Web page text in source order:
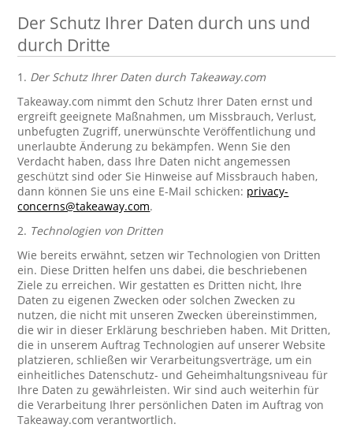
Der Schutz Ihrer Daten durch uns und
durch Dritte
1. Der Schutz Ihrer Daten durch Takeaway.com
Takeaway.com nimmt den Schutz Ihrer Daten ernst und
ergreift geeignete Maßnahmen, um Missbrauch, Verlust,
unbefugten Zugriff, unerwünschte Veröffentlichung und
unerlaubte Änderung zu bekämpfen. Wenn Sie den
Verdacht haben, dass Ihre Daten nicht angemessen
geschützt sind oder Sie Hinweise auf Missbrauch haben,
dann können Sie uns eine E-Mail schicken: privacy-
concerns@takeaway.com.
2. Technologien von Dritten
Wie bereits erwähnt, setzen wir Technologien von Dritten
ein. Diese Dritten helfen uns dabei, die beschriebenen
Ziele zu erreichen. Wir gestatten es Dritten nicht, Ihre
Daten zu eigenen Zwecken oder solchen Zwecken zu
nutzen, die nicht mit unseren Zwecken übereinstimmen,
die wir in dieser Erklärung beschrieben haben. Mit Dritten,
die in unserem Auftrag Technologien auf unserer Website
platzieren, schließen wir Verarbeitungsverträge, um ein
einheitliches Datenschutz- und Geheimhaltungsniveau für
Ihre Daten zu gewährleisten. Wir sind auch weiterhin für
die Verarbeitung Ihrer persönlichen Daten im Auftrag von
Takeaway.com verantwortlich.